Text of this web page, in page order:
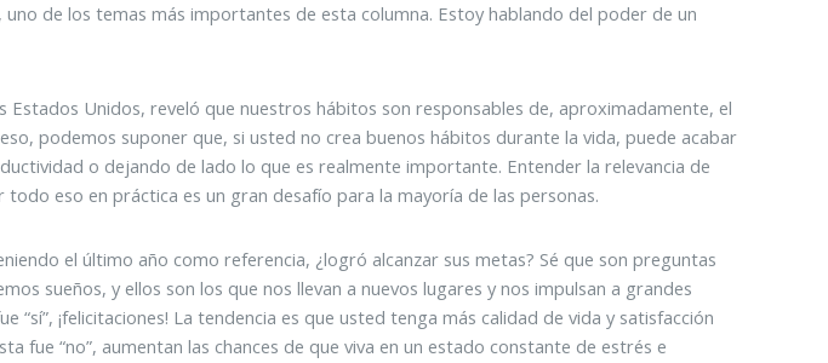
uno de los temas más importantes de esta columna. Estoy hablando del poder de un
Estados Unidos, reveló que nuestros hábitos son responsables de, aproximadamente, el
podemos suponer que, si usted no crea buenos hábitos durante la vida, puede acabar
o dejando de lado lo que es realmente importante. Entender la relevancia de
eso en práctica es un gran desafío para la mayoría de las personas.
el último año como referencia, ¿logró alcanzar sus metas? Sé que son preguntas
sueños, y ellos son los que nos llevan a nuevos lugares y nos impulsan a grandes
“sí”, ¡felicitaciones! La tendencia es que usted tenga más calidad de vida y satisfacción
fue “no”, aumentan las chances de que viva en un estado constante de estrés e